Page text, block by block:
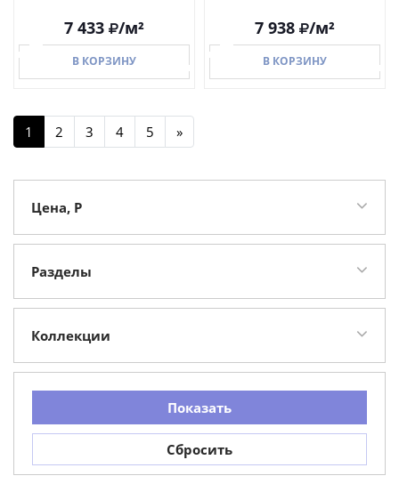
7 433 /м²
В КОРЗИНУ
7 938 /м²
В КОРЗИНУ
1 2 3 4 5 »
Цена, Р
Разделы
Декор 47
Керамогранит
Керамическая плитка 26
Коллекции
Biscuit 25
Kappa 13
Solo 9
Показать
Сбросить